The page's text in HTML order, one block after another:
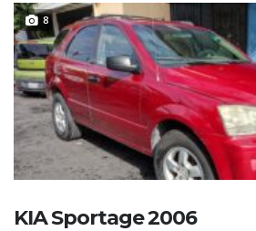
8
KIA Sportage 2006